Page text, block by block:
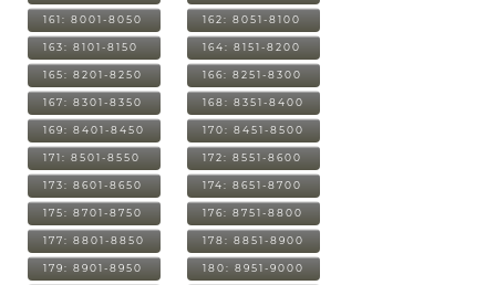
161: 8001-8050 162: 8051-8100
163: 8101-8150 164: 8151-8200
165: 8201-8250 166: 8251-8300
167: 8301-8350 168: 8351-8400
169: 8401-8450 170: 8451-8500
171: 8501-8550 172: 8551-8600
173: 8601-8650 174: 8651-8700
175: 8701-8750 176: 8751-8800
177: 8801-8850 178: 8851-8900
179: 8901-8950 180: 8951-9000